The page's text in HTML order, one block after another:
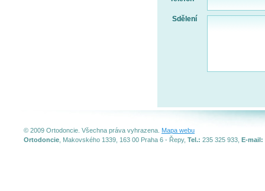
Sdělení
© 2009 Ortodoncie. Všechna práva vyhrazena. Mapa webu
Ortodoncie , Makovského 1339, 163 00 Praha 6 - Řepy, Tel.: 235 325 933, E-mail: